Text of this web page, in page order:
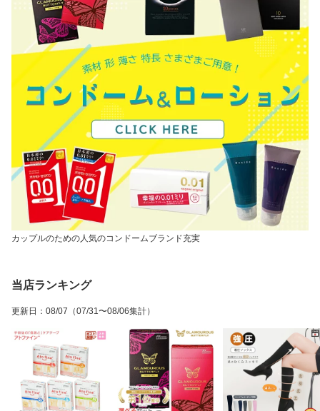
カップルのための人気のコンドームブランド充実
当店ランキング
更新日 ： 08/07 （07/31〜08/06集計）